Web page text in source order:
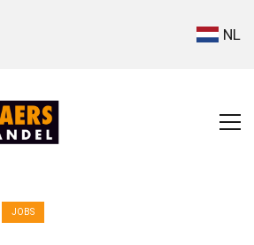
NL
JOBS